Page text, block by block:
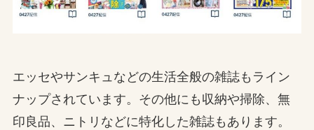
エッセやサンキュなどの生活全般の雑誌もライン
ナップされています。その他にも収納や掃除、無
印良品、ニトリなどに特化した雑誌もあります。